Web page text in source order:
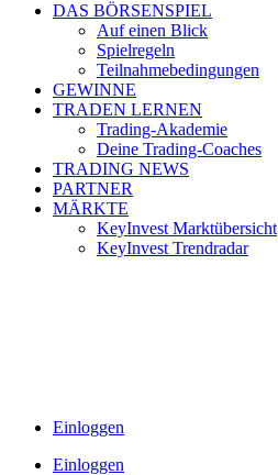
DAS BÖRSENSPIEL
Auf einen Blick
Spielregeln
Teilnahmebedingungen
GEWINNE
TRADEN LERNEN
Trading-Akademie
Deine Trading-Coaches
TRADING NEWS
PARTNER
MÄRKTE
KeyInvest Marktübersicht
KeyInvest Trendradar
Einloggen
Einloggen